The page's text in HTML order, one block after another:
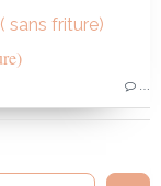
sans friture)